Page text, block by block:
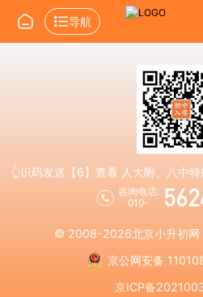
导航
👆识码发送【6】查看 人大附、八中
咨询电话:
010-
© 2008-2026北京小升初网
京公网安备
京ICP备